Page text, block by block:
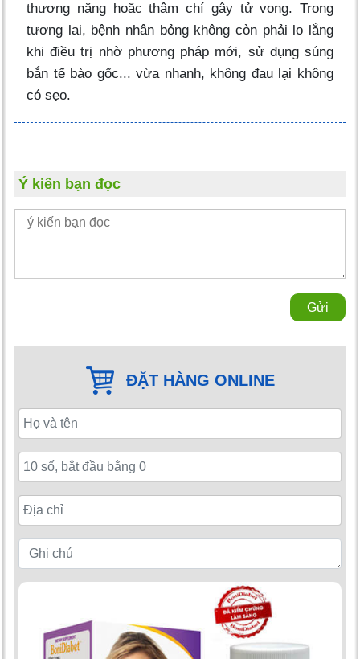
thương nặng hoặc thậm chí gây tử vong. Trong
tương lai, bệnh nhân bỏng không còn phải lo lắng
khi điều trị nhờ phương pháp mới, sử dụng súng
bắn tế bào gốc... vừa nhanh, không đau lại không
có sẹo.
Ý kiến bạn đọc
Gửi
ĐẶT HÀNG ONLINE